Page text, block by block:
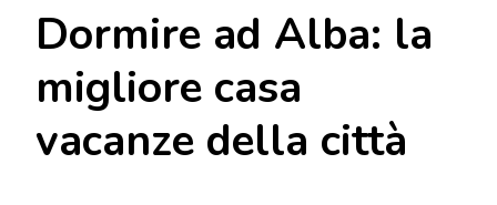
Dormire ad Alba: la
migliore casa
vacanze della città